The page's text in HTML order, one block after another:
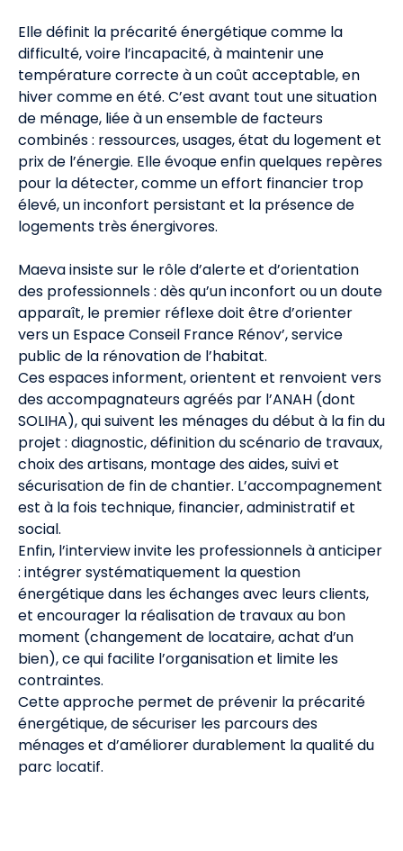
Elle définit la précarité énergétique comme la
difficulté, voire l’incapacité, à maintenir une
température correcte à un coût acceptable, en
hiver comme en été. C’est avant tout une situation
de ménage, liée à un ensemble de facteurs
combinés : ressources, usages, état du logement et
prix de l’énergie. Elle évoque enfin quelques repères
pour la détecter, comme un effort financier trop
élevé, un inconfort persistant et la présence de
logements très énergivores.
Maeva insiste sur le rôle d’alerte et d’orientation
des professionnels : dès qu’un inconfort ou un doute
apparaît, le premier réflexe doit être d’orienter
vers un Espace Conseil France Rénov’, service
public de la rénovation de l’habitat.
Ces espaces informent, orientent et renvoient vers
des accompagnateurs agréés par l’ANAH (dont
SOLIHA), qui suivent les ménages du début à la fin du
projet : diagnostic, définition du scénario de travaux,
choix des artisans, montage des aides, suivi et
sécurisation de fin de chantier. L’accompagnement
est à la fois technique, financier, administratif et
social.
Enfin, l’interview invite les professionnels à anticiper
: intégrer systématiquement la question
énergétique dans les échanges avec leurs clients,
et encourager la réalisation de travaux au bon
moment (changement de locataire, achat d’un
bien), ce qui facilite l’organisation et limite les
contraintes.
Cette approche permet de prévenir la précarité
énergétique, de sécuriser les parcours des
ménages et d’améliorer durablement la qualité du
parc locatif.